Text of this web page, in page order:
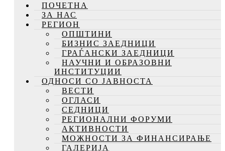
ПОЧЕТНА
ЗА НАС
РЕГИОН
ОПШТИНИ
БИЗНИС ЗАЕДНИЦИ
ГРАЃАНСКИ ЗАЕДНИЦИ
НАУЧНИ И ОБРАЗОВНИ
ИНСТИТУЦИИ
ОДНОСИ СО ЈАВНОСТА
ВЕСТИ
ОГЛАСИ
СЕДНИЦИ
РЕГИОНАЛНИ ФОРУМИ
АКТИВНОСТИ
МОЖНОСТИ ЗА ФИНАНСИРАЊЕ
ГАЛЕРИЈА